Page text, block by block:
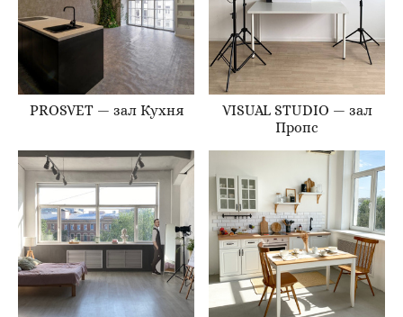
PROSVET — зал Кухня
VISUAL STUDIO — зал
Пропс